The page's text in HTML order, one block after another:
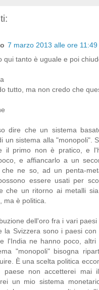
7 marzo 2013 alle ore 11:49
qui tanto è uguale e poi
tutto, ma non credo che
dire che un sistema
un sistema alla "monopoli".
il primo non è pratico, e
e affiancarlo a un
che ne so, ad un penta-
essere usati per
che un ritorno ai metalli
ma è politica.
dell'oro fra i vari
la Svizzera sono i paesi
l'India ne hanno poco, altri
"monopoli" bisogna
È una scelta politica
paese non accetterei mai
un mio sistema